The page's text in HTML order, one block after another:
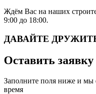
Ждём Вас на наших
9:00 до 18:00.
ДАВАЙТЕ
Оставить заявку
Заполните поля ниже и мы
время